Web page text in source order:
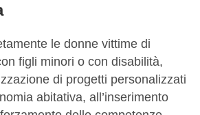
le donne vittime di
figli minori o con disabilità,
di progetti personalizzati
abitativa, all’inserimento